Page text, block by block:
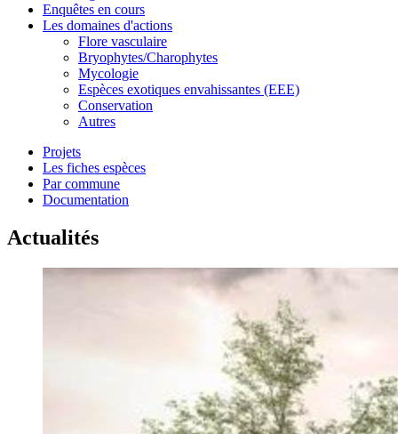
Enquêtes en cours
Les domaines d'actions
Flore vasculaire
Bryophytes/Charophytes
Mycologie
Espèces exotiques envahissantes (EEE)
Conservation
Autres
Projets
Les fiches espèces
Par commune
Documentation
Actualités